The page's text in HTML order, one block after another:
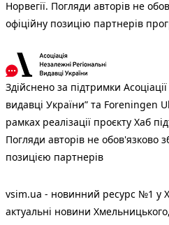
Норвегії. Погляди авторів не
офіційну позицію партнерів
Здійснено за підтримки
видавці України” та Foreningen
рамках реалізації проєкту Хаб
Погляди авторів не обов'язково
позицією партнерів
vsim.ua - новинний ресурс №1 у
актуальні новини